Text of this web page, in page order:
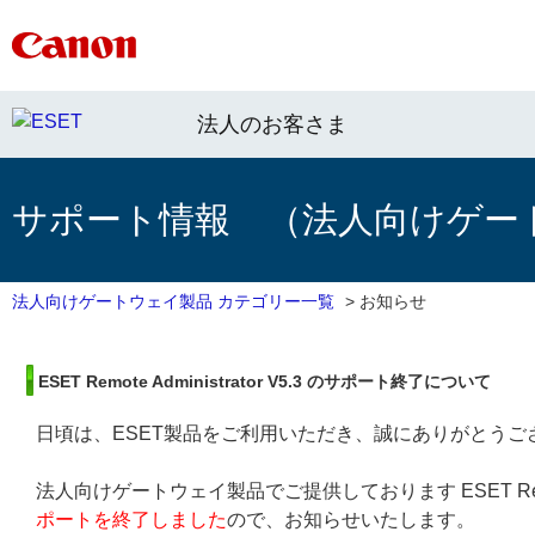
法人のお客さま
サポート情報 （法人向けゲー
法人向けゲートウェイ製品 カテゴリー一覧 > お知らせ
ESET Remote Administrator V5.3 のサポート終了について
日頃は、ESET製品をご利用いただき、誠にありがとうご
法人向けゲートウェイ製品でご提供しております ESET
ポートを終了しましたので、お知らせいたします。